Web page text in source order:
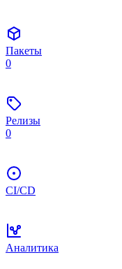
Пакеты
0
Релизы
0
CI/CD
Аналитика